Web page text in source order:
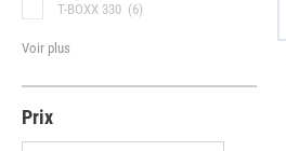
T-BOXX 330 (6)
Voir plus
Prix